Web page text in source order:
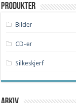
Produkter
Bilder
CD-er
Silkeskjerf